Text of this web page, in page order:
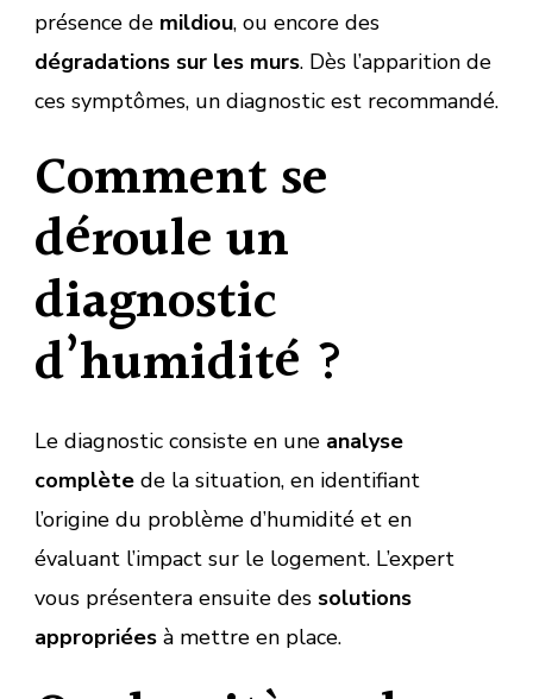
présence de mildiou, ou encore des
dégradations sur les murs. Dès l’apparition de
ces symptômes, un diagnostic est recommandé.
Comment se
déroule un
diagnostic
d’humidité ?
Le diagnostic consiste en une analyse
complète de la situation, en identifiant
l’origine du problème d’humidité et en
évaluant l’impact sur le logement. L’expert
vous présentera ensuite des solutions
appropriées à mettre en place.